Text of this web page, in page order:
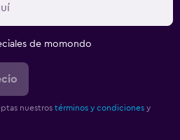
de momondo
nuestros términos y condiciones y